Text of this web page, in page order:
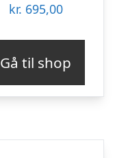
kr. 695,00
Gå til shop